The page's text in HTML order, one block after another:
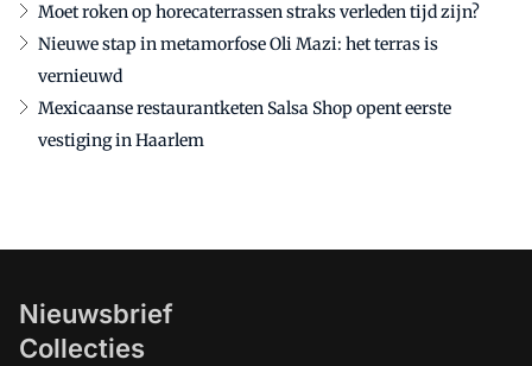
Moet roken op horecaterrassen straks verleden tijd zijn?
Nieuwe stap in metamorfose Oli Mazi: het terras is
vernieuwd
Mexicaanse restaurantketen Salsa Shop opent eerste
vestiging in Haarlem
Nieuwsbrief
Collecties